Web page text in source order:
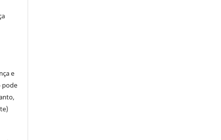
e
pode